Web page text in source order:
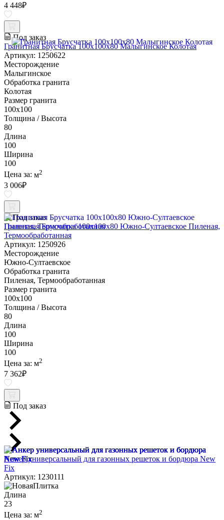
4 448₽
Под заказ
Гранитная Брусчатка 100х100x80 Малыгинское Колотая
Артикул: 1250622
Месторождение
Малыгинское
Обработка гранита
Колотая
Размер гранита
100х100
Толщина / Высота
80
Длина
100
Ширина
100
Цена за: м2
3 006₽
Под заказ
Гранитная Брусчатка 100х100x80 Южно-Султаевское Пиленая,
Термообработанная
Артикул: 1250926
Месторождение
Южно-Султаевское
Обработка гранита
Пиленая, Термообработанная
Размер гранита
100х100
Толщина / Высота
80
Длина
100
Ширина
100
Цена за: м2
7 362₽
Под заказ
Анкер универсальный для газонных решеток и бордюра New
Fix
Артикул: 1230111
Длина
23
Цена за: м2